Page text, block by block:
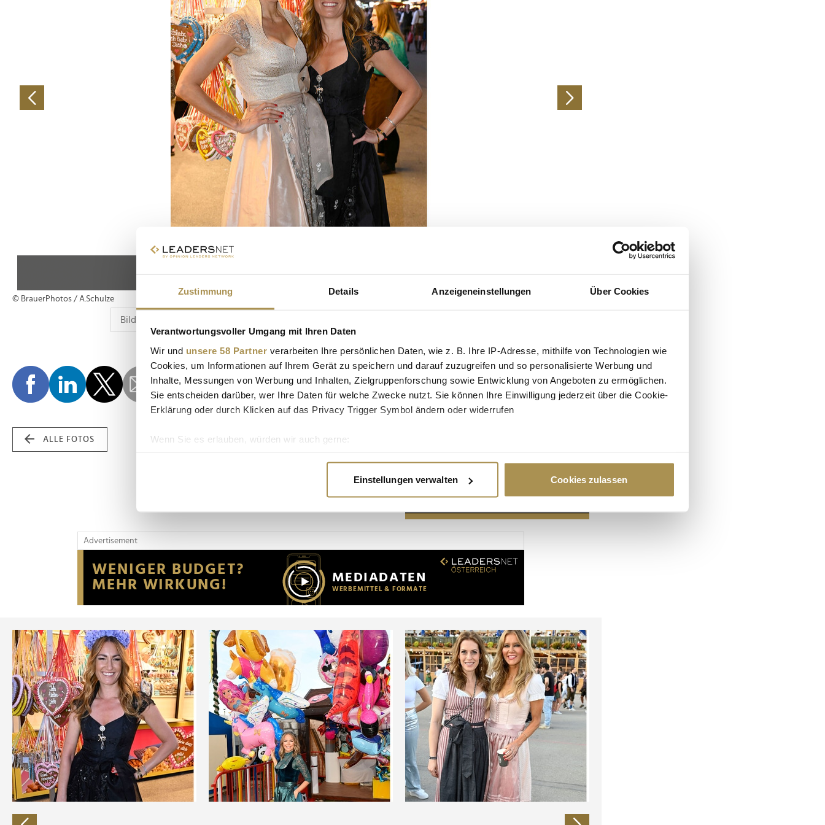
Zustimmung Details Anzeigeneinstellungen Über Cookies
Verantwortungsvoller Umgang mit Ihren Daten
Wir und unsere 58 Partner verarbeiten Ihre persönlichen Daten, wie z. B. Ihre IP-Adresse, mithilfe von Technologien wie
Cookies, um Informationen auf Ihrem Gerät zu speichern und darauf zuzugreifen und so personalisierte Werbung und
Inhalte, Messungen von Werbung und Inhalten, Zielgruppenforschung sowie Entwicklung von Angeboten zu ermöglichen.
Sie entscheiden darüber, wer Ihre Daten für welche Zwecke nutzt. Sie können Ihre Einwilligung jederzeit über die Cookie-
Erklärung oder durch Klicken auf das Privacy Trigger Symbol ändern oder widerrufen
Wenn Sie es erlauben, würden wir auch gerne:
Erfahren Sie mehr darüber, wie Ihre persönlichen Daten verarbeitet werden, und legen Sie Ihre Präferenzen im
Wir verwenden Cookies, um Inhalte und Anzeigen zu personalisieren, Funktionen für soziale Medien anbieten zu können
Website an unsere Partner für soziale Medien, Werbung und Analysen weiter. Unsere Partner führen diese Informationen
möglicherweise mit weiteren Daten zusammen, die Sie ihnen bereitgestellt haben oder die sie im Rahmen Ihrer Nutzung
der Dienste gesammelt haben.
Einstellungen verwalten Cookies zulassen
© BrauerPhotos / A.Schulze
ALLE FOTOS
Advertisement
Advertisement